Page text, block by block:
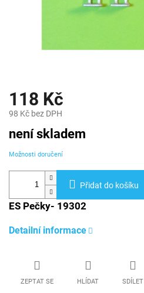
118 Kč
98 Kč bez DPH
cena:
není skladem
Možnosti doručení
Přidat do košíku
ES Pečky- 19302
Detailní informace
ZEPTAT SE HLÍDAT SDÍLET